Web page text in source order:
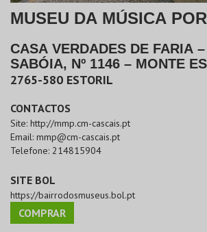
MUSEU DA MÚSICA
CASA VERDADES DE FARIA
SABÓIA, Nº 1146 – MONTE
CASCAIS
2765-580 ESTORIL
CONTACTOS
Site: http://mmp.cm-cascais.pt
Email: mmp@cm-cascais.pt
Telefone: 214815904
SITE BOL
https://bairrodosmuseus.bol.pt
COMPRAR